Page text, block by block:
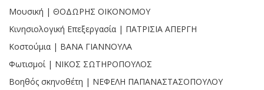
Μουσική | ΘΟΔΩΡΗΣ ΟΙΚΟΝΟΜΟΥ
Κινησιολογική Επεξεργασία | ΠΑΤΡΙΣΙΑ ΑΠΕΡΓΗ
Κοστούμια | ΒΑΝΑ ΓΙΑΝΝΟΥΛΑ
Φωτισμοί | ΝΙΚΟΣ ΣΩΤΗΡΟΠΟΥΛΟΣ
Βοηθός σκηνοθέτη | ΝΕΦΕΛΗ ΠΑΠΑΝΑΣΤΑΣΟΠΟΥΛΟΥ